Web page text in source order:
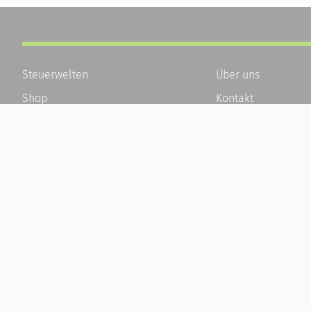
Steuerwelten
Shop
Über uns
Kontakt